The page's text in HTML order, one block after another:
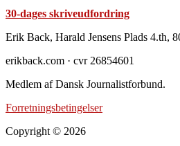
30-dages skriveudfordring
Footer
Erik Back, Harald Jensens Plads 4.th,
erikback.com · cvr 26854601
Medlem af Dansk Journalistforbund.
Forretningsbetingelser
Copyright © 2026